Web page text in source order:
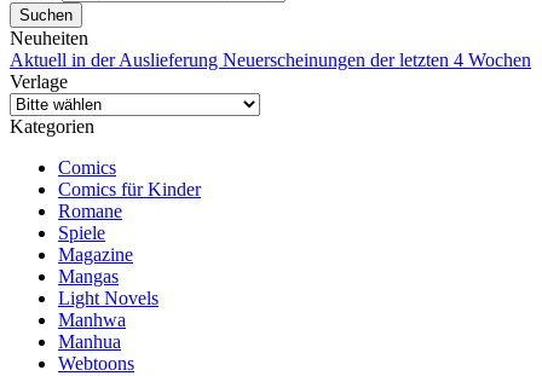
Neuheiten
Aktuell in der Auslieferung Neuerscheinungen der letzten 4 Wochen
Verlage
Kategorien
Comics
Comics für Kinder
Romane
Spiele
Magazine
Mangas
Light Novels
Manhwa
Manhua
Webtoons